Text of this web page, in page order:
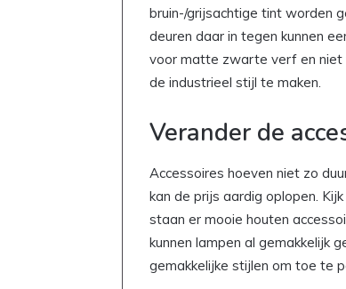
bruin-/grijsachtige tint worden
deuren daar in tegen kunnen
voor matte zwarte verf en
de industrieel stijl te maken.
Verander de
Accessoires hoeven niet zo
kan de prijs aardig oplopen.
staan er mooie houten
kunnen lampen al gemakkelijk
gemakkelijke stijlen om toe te